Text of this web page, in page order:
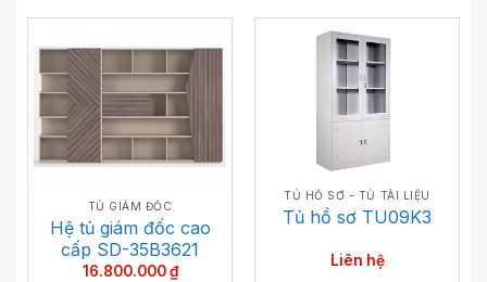
TỦ GIÁM ĐỐC
Hệ tủ giám đốc cao
cấp SD-35B3621
16.800.000₫
TỦ HỒ SƠ - TỦ TÀI LIỆU
Tủ hồ sơ TU09K3
Liên hệ